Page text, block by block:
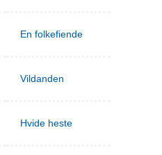
En folkefiende
Vildanden
Hvide heste